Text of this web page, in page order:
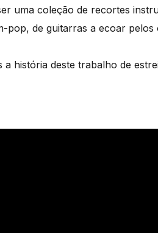
uma coleção de recortes
pop, de guitarras a ecoar pelos
história deste trabalho de